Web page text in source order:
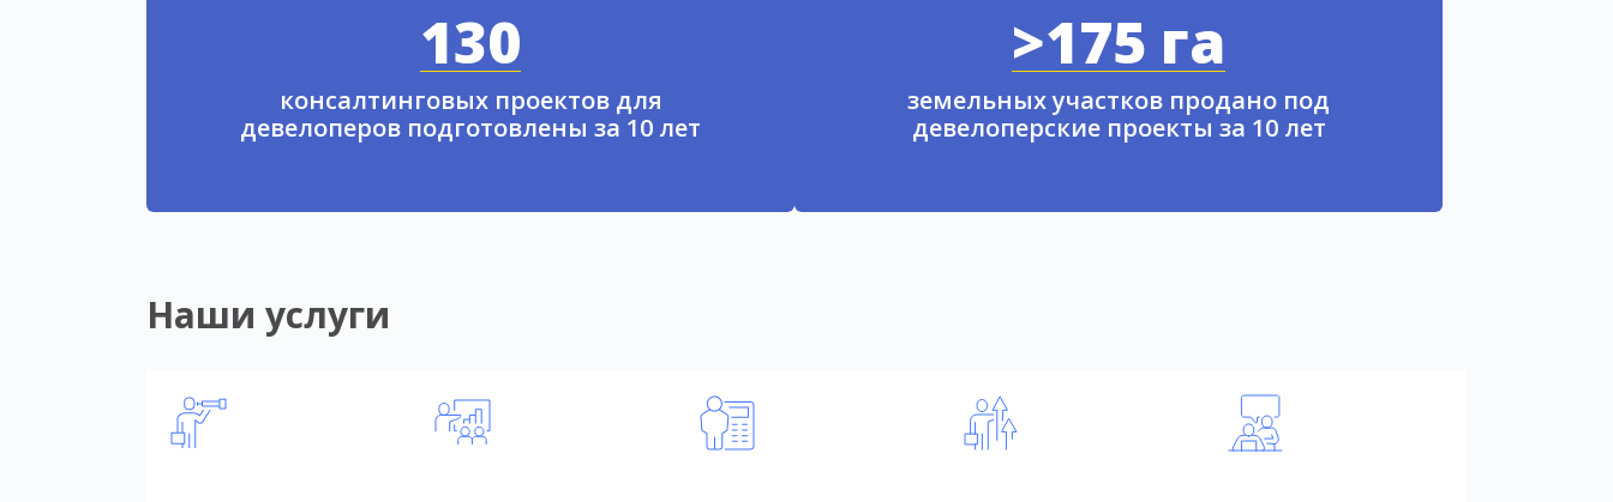
130
консалтинговых проектов для
девелоперов подготовлены за 10 лет
>175 га
земельных участков продано под
девелоперские проекты за 10 лет
Наши услуги